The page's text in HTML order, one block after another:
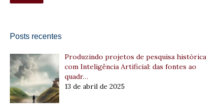
Posts recentes
Produzindo projetos de pesquisa histórica
com Inteligência Artificial: das fontes ao
quadr…
13 de abril de 2025